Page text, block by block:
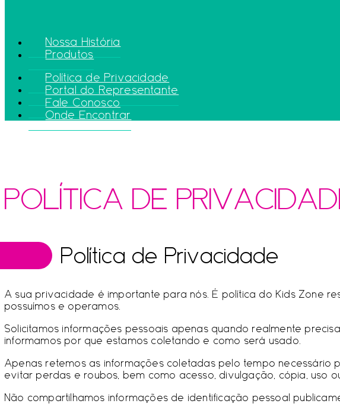
Nossa História
Produtos
Política de Privacidade
Portal do Representante
Fale Conosco
Onde Encontrar
POLÍTICA DE
Política de Privacidade
A sua privacidade é importante para nós. É política do Kids Zone
possuímos e operamos.
Solicitamos informações pessoais apenas quando realmente
informamos por que estamos coletando e como será usado.
Apenas retemos as informações coletadas pelo tempo
evitar perdas e roubos, bem como acesso, divulgação, cópia, uso
Não compartilhamos informações de identificação pessoal